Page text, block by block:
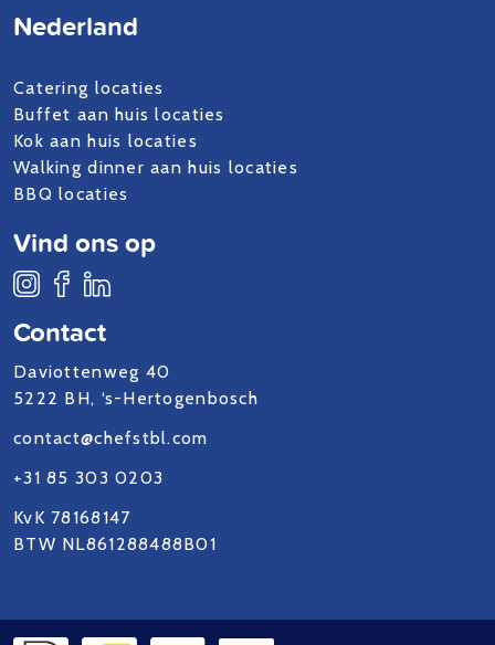
Contact
Daviottenweg 40
5222 BH, ‘s-Hertogenbosch
contact@chefstbl.com
+31 85 303 0203
KvK 78168147
BTW NL861288488B01
Nederland
Catering locaties
Buffet aan huis locaties
Kok aan huis locaties
Walking dinner aan huis locaties
BBQ locaties
Vind ons op